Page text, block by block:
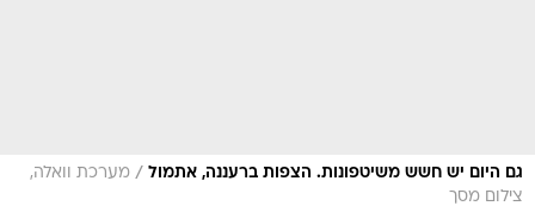
גם היום יש חשש משיטפונות. הצפות ברעננה, אתמול / מערכת וואלה,
צילום מסך